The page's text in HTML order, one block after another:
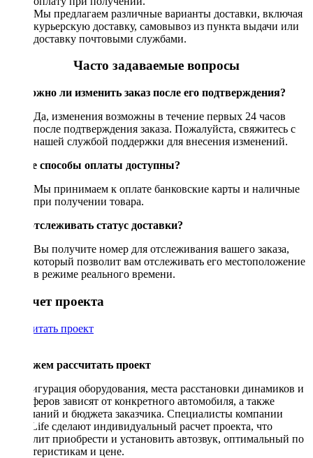
Мы предлагаем различные варианты доставки, включая
курьерскую доставку, самовывоз из пункта выдачи или
доставку почтовыми службами.
Часто задаваемые вопросы
Возможно ли изменить заказ после его подтверждения?
Да, изменения возможны в течение первых 24 часов
после подтверждения заказа. Пожалуйста, свяжитесь с
нашей службой поддержки для внесения изменений.
Какие способы оплаты доступны?
Мы принимаем к оплате банковские карты и наличные
при получении товара.
Как отслеживать статус доставки?
Вы получите номер для отслеживания вашего заказа,
который позволит вам отслеживать его местоположение
в режиме реального времени.
Рассчет проекта
Рассчитать проект
Поможем рассчитать проект
Конфигурация оборудования, места расстановки динамиков и
сабвуферов зависят от конкретного автомобиля, а также
пожеланий и бюджета заказчика. Специалисты компании
DriveLife сделают индивидуальный расчет проекта, что
позволит приобрести и установить автозвук, оптимальный по
характеристикам и цене.